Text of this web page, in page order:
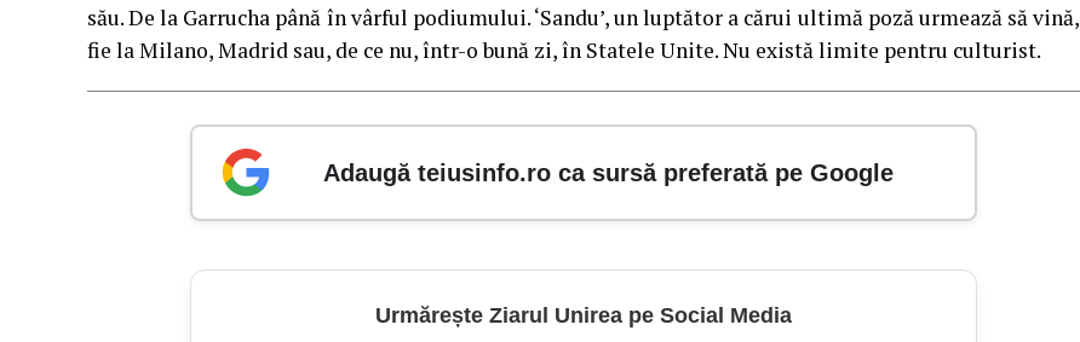
său. De la Garrucha până în vârful podiumului. ‘Sandu’, un luptător a cărui ultimă poză urmează să vină,
fie la Milano, Madrid sau, de ce nu, într-o bună zi, în Statele Unite. Nu există limite pentru culturist.
Adaugă teiusinfo.ro ca sursă preferată pe Google
Urmărește Ziarul Unirea pe Social Media